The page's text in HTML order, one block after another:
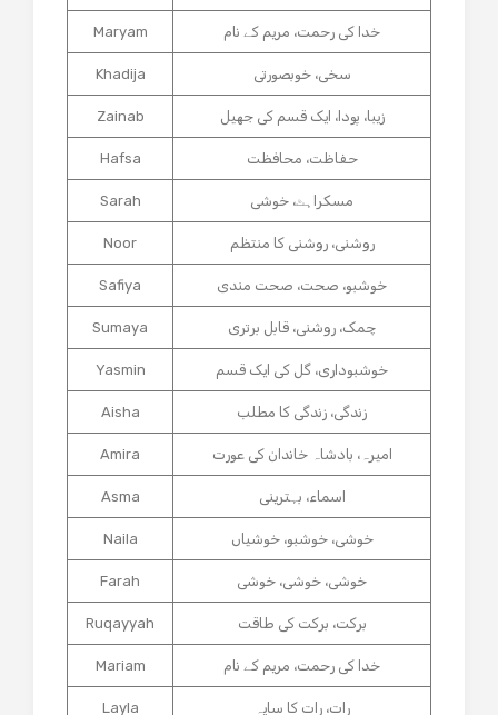
Maryam خدا کی رحمت، مریم کے نام
Khadija سخی، خوبصورتی
Zainab زیبا، پودا، ایک قسم کی جھیل
Hafsa حفاظت، محافظت
Sarah مسکراہٹ، خوشی
Noor روشنی، روشنی کا منتظم
Safiya خوشبو، صحت، صحت مندی
Sumaya چمک، روشنی، قابل برتری
Yasmin خوشبوداری، گل کی ایک قسم
Aisha زندگی، زندگی کا مطلب
Amira امیرہ، بادشاہ خاندان کی عورت
Asma اسماء، بہترینی
Naila خوشی، خوشبو، خوشیاں
Farah خوشی، خوشی، خوشی
Ruqayyah برکت، برکت کی طاقت
Mariam خدا کی رحمت، مریم کے نام
Layla رات، رات کا سایہ